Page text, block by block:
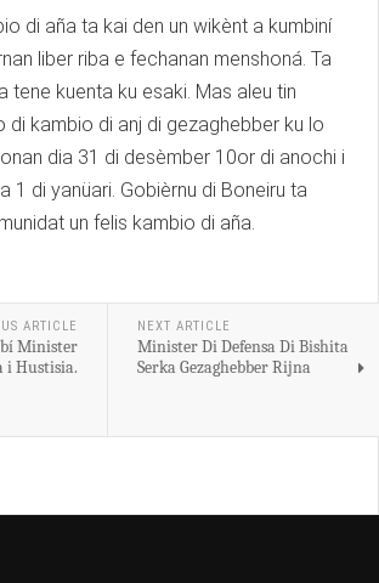
di aña ta kai den un wikènt a kumbiní
liber riba e fechanan menshoná. Ta
tene kuenta ku esaki. Mas aleu tin
di kambio di anj di gezaghebber ku lo
dia 31 di desèmber 10or di anochi i
1 di yanüari. Gobièrnu di Boneiru ta
un felis kambio di aña.
ARTICLE
Minister
i Hustisia.
NEXT ARTICLE
Minister Di Defensa Di Bishita
Serka Gezaghebber Rijna